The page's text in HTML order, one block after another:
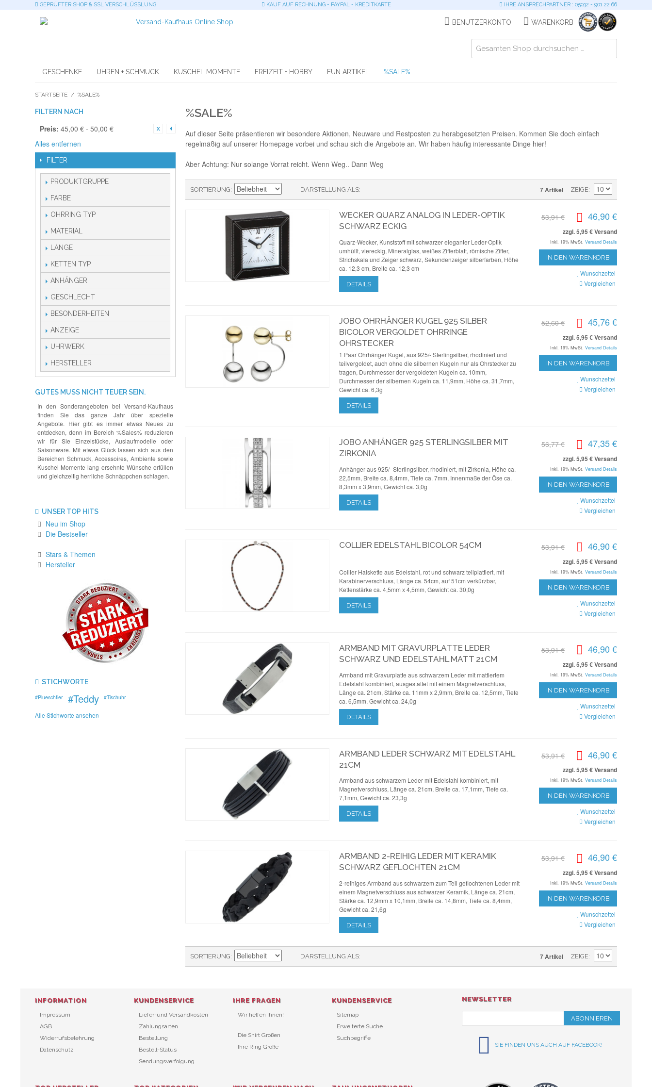
GEPRÜFTER SHOP & SSL VERSCHLÜSSLUNG KAUF AUF RECHNUNG - PAYPAL - KREDITKARTE IHRE ANSPRECHPARTNER : 05032 - 901 22 66
BENUTZERKONTO WARENKORB
GESCHENKE UHREN + SCHMUCK KUSCHEL MOMENTE FREIZEIT + HOBBY FUN ARTIKEL %SALE%
STARTSEITE / %SALE%
FILTERN NACH
Preis: 45,00 € - 50,00 €
Alles entfernen
FILTER
PRODUKTGRUPPE
FARBE
OHRRING TYP
MATERIAL
LÄNGE
KETTEN TYP
ANHÄNGER
GESCHLECHT
BESONDERHEITEN
ANZEIGE
UHRWERK
HERSTELLER
%SALE%
Auf dieser Seite präsentieren wir besondere Aktionen, Neuware und Restposten zu herabgesetzten Preisen. Kommen Sie doch einfach
regelmäßig auf unserer Homepage vorbei und schau sich die Angebote an. Wir haben häufig interessante Dinge hier!
Aber Achtung: Nur solange Vorrat reicht. Wenn Weg.. Dann Weg
DARSTELLUNG ALS
SORTIERUNG 7 Artikel ZEIGE
WECKER QUARZ ANALOG IN LEDER-OPTIK
SCHWARZ ECKIG
53,91 € 46,90 €
zzgl. 5,95 € Versand
Inkl. 19% MwSt. Versand Details
IN DEN WARENKORB
Wunschzettel
Vergleichen
Quarz-Wecker, Kunststoff mit schwarzer eleganter Leder-Optik
umhüllt, viereckig, Mineralglas, weißes Zifferblatt, römische Ziffer,
Strichskala und Zeiger schwarz, Sekundenzeiger silberfarben, Höhe
ca. 12,3 cm, Breite ca. 12,3 cm
DETAILS
JOBO OHRHÄNGER KUGEL 925 SILBER
BICOLOR VERGOLDET OHRRINGE
OHRSTECKER
52,60 € 45,76 €
zzgl. 5,95 € Versand
Inkl. 19% MwSt. Versand Details
IN DEN WARENKORB
Wunschzettel
Vergleichen
1 Paar Ohrhänger Kugel, aus 925/- Sterlingsilber, rhodiniert und
teilvergoldet, auch ohne die silbernen Kugeln nur als Ohrstecker zu
tragen, Durchmesser der vergoldeten Kugeln ca. 10mm,
Durchmesser der silbernen Kugeln ca. 11,9mm, Höhe ca. 31,7mm,
Gewicht ca. 6,3g
DETAILS
JOBO ANHÄNGER 925 STERLINGSILBER MIT
ZIRKONIA
56,77 € 47,35 €
zzgl. 5,95 € Versand
Inkl. 19% MwSt. Versand Details
IN DEN WARENKORB
Wunschzettel
Vergleichen
Anhänger aus 925/- Sterlingsilber, rhodiniert, mit Zirkonia, Höhe ca.
22,5mm, Breite ca. 8,4mm, Tiefe ca. 7mm, Innenmaße der Öse ca.
8,3mm x 3,9mm, Gewicht ca. 3,0g
DETAILS
COLLIER EDELSTAHL BICOLOR 54CM 53,91 € 46,90 €
zzgl. 5,95 € Versand
Inkl. 19% MwSt. Versand Details
IN DEN WARENKORB
Wunschzettel
Vergleichen
Collier Halskette aus Edelstahl, rot und schwarz teilplattiert, mit
Karabinerverschluss, Länge ca. 54cm, auf 51cm verkürzbar,
Kettenstärke ca. 4,5mm x 4,5mm, Gewicht ca. 30,0g
DETAILS
ARMBAND MIT GRAVURPLATTE LEDER
SCHWARZ UND EDELSTAHL MATT 21CM
53,91 € 46,90 €
zzgl. 5,95 € Versand
Inkl. 19% MwSt. Versand Details
IN DEN WARENKORB
Wunschzettel
Vergleichen
Armband mit Gravurplatte aus schwarzem Leder mit mattiertem
Edelstahl kombiniert, ausgestattet mit einem Magnetverschluss,
Länge ca. 21cm, Stärke ca. 11mm x 2,9mm, Breite ca. 12,5mm, Tiefe
ca. 6,5mm, Gewicht ca. 24,0g
DETAILS
ARMBAND LEDER SCHWARZ MIT EDELSTAHL
21CM
53,91 € 46,90 €
zzgl. 5,95 € Versand
Inkl. 19% MwSt. Versand Details
IN DEN WARENKORB
Wunschzettel
Vergleichen
Armband aus schwarzem Leder mit Edelstahl kombiniert, mit
Magnetverschluss, Länge ca. 21cm, Breite ca. 17,1mm, Tiefe ca.
7,1mm, Gewicht ca. 23,3g
DETAILS
ARMBAND 2-REIHIG LEDER MIT KERAMIK
SCHWARZ GEFLOCHTEN 21CM
53,91 € 46,90 €
zzgl. 5,95 € Versand
Inkl. 19% MwSt. Versand Details
IN DEN WARENKORB
Wunschzettel
Vergleichen
2-reihiges Armband aus schwarzem zum Teil geflochtenen Leder mit
einem Magnetverschluss aus schwarzer Keramik, Länge ca. 21cm,
Stärke ca. 12,9mm x 10,1mm, Breite ca. 14,8mm, Tiefe ca. 8,4mm,
Gewicht ca. 21,6g
DETAILS
DARSTELLUNG ALS
SORTIERUNG 7 Artikel ZEIGE
GUTES MUSS NICHT TEUER SEIN.
In den Sonderangeboten bei Versand-Kaufhaus
finden Sie das ganze Jahr über spezielle
Angebote. Hier gibt es immer etwas Neues zu
entdecken, denn im Bereich %Sales% reduzieren
wir für Sie Einzelstücke, Auslaufmodelle oder
Saisonware. Mit etwas Glück lassen sich aus den
Bereichen Schmuck, Accessoires, Ambiente sowie
Kuschel Momente lang ersehnte Wünsche erfüllen
und gleichzeitig herrliche Schnäppchen schlagen.
UNSER TOP HITS
Neu im Shop
Die Bestseller
Stars & Themen
Hersteller
STICHWORTE
#Plueschtier #Teddy #Tischuhr
Alle Stichworte ansehen
NEWSLETTER
ABONNIEREN
SIE FINDEN UNS AUCH AUF FACEBOOK!
INFORMATION
Impressum
AGB
Widerrufsbelehrung
Datenschutz
KUNDENSERVICE
Liefer-und Versandkosten
Zahlungsarten
Bestellung
Bestell-Status
Sendungsverfolgung
IHRE FRAGEN
Wir helfen Ihnen!
Die Shirt Größen
Ihre Ring Größe
KUNDENSERVICE
Sitemap
Erweiterte Suche
Suchbegriffe